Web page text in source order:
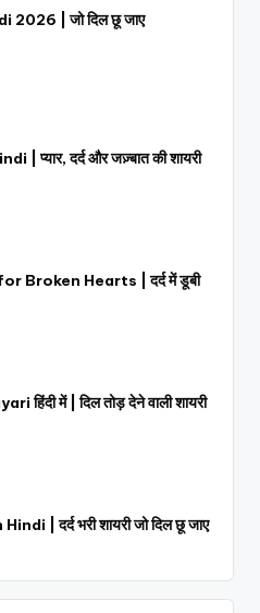
| जो दिल छू जाए
प्यार, दर्द और जज़्बात की शायरी
Broken Hearts | दर्द में डूबी
में | दिल तोड़ देने वाली शायरी
| दर्द भरी शायरी जो दिल छू जाए